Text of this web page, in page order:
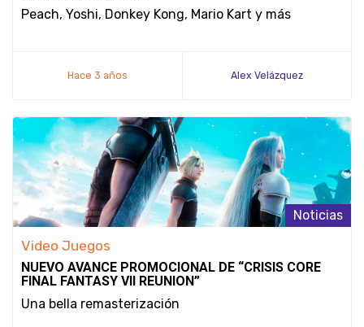
Peach, Yoshi, Donkey Kong, Mario Kart y más
Hace 3 años Alex Velázquez
Noticias
Video Juegos
NUEVO AVANCE PROMOCIONAL DE “CRISIS CORE
FINAL FANTASY VII REUNION”
Una bella remasterización